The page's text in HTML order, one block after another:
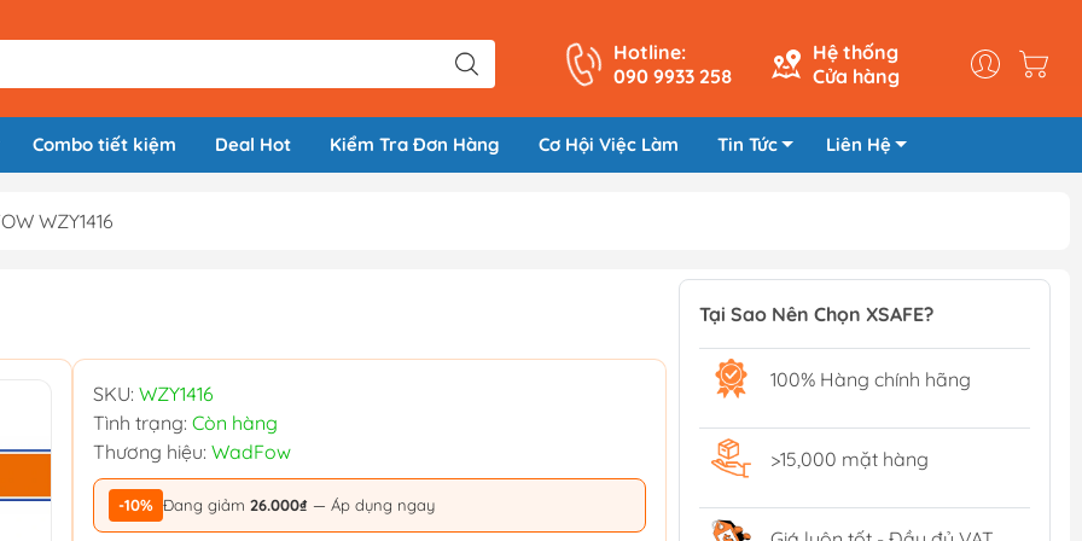
Hotline:
090 9933 258
Hệ thống
Cửa hàng
Combo tiết kiệm Deal Hot Kiểm Tra Đơn Hàng Cơ Hội Việc Làm Tin Tức Liên Hệ
WZY1416
SKU: WZY1416
Tình trạng: Còn hàng
Thương hiệu: WadFow
-10% Đang giảm 26.000₫ — Áp dụng ngay
Tại Sao Nên Chọn XSAFE?
100% Hàng chính hãng
>15,000 mặt hàng